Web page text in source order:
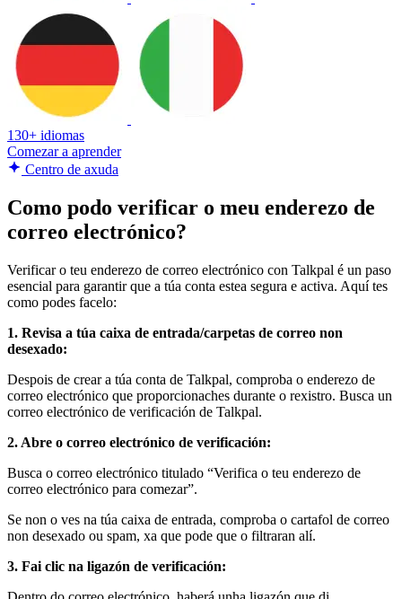
130+ idiomas
Comezar a aprender
Centro de axuda
Como podo verificar o meu enderezo de
correo electrónico?
Verificar o teu enderezo de correo electrónico con Talkpal é un paso
esencial para garantir que a túa conta estea segura e activa. Aquí tes
como podes facelo:
1. Revisa a túa caixa de entrada/carpetas de correo non
desexado:
Despois de crear a túa conta de Talkpal, comproba o enderezo de
correo electrónico que proporcionaches durante o rexistro. Busca un
correo electrónico de verificación de Talkpal.
2. Abre o correo electrónico de verificación:
Busca o correo electrónico titulado “Verifica o teu enderezo de
correo electrónico para comezar”.
Se non o ves na túa caixa de entrada, comproba o cartafol de correo
non desexado ou spam, xa que pode que o filtraran alí.
3. Fai clic na ligazón de verificación: